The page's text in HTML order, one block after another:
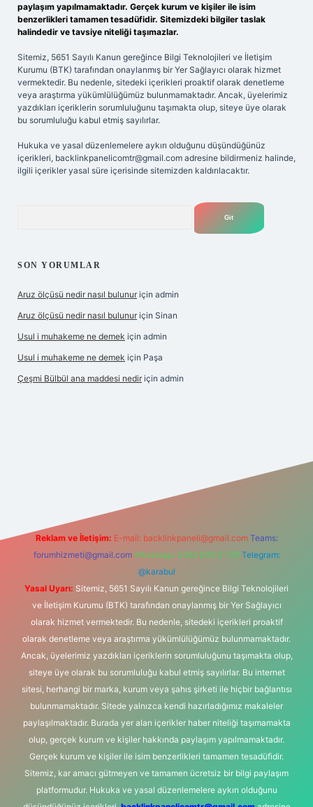
paylaşım yapılmamaktadır. Gerçek kurum ve kişiler ile isim
benzerlikleri tamamen tesadüfidir. Sitemizdeki bilgiler taslak
halindedir ve tavsiye niteliği taşımazlar.
Sitemiz, 5651 Sayılı Kanun gereğince Bilgi Teknolojileri ve İletişim
Kurumu (BTK) tarafından onaylanmış bir Yer Sağlayıcı olarak hizmet
vermektedir. Bu nedenle, sitedeki içerikleri proaktif olarak denetleme
veya araştırma yükümlülüğümüz bulunmamaktadır. Ancak, üyelerimiz
yazdıkları içeriklerin sorumluluğunu taşımakta olup, siteye üye olarak
bu sorumluluğu kabul etmiş sayılırlar.
Hukuka ve yasal düzenlemelere aykırı olduğunu düşündüğünüz
içerikleri, backlinkpanelicomtr@gmail.com adresine bildirmeniz halinde,
ilgili içerikler yasal süre içerisinde sitemizden kaldırılacaktır.
SON YORUMLAR
Aruz ölçüsü nedir nasıl bulunur için admin
Aruz ölçüsü nedir nasıl bulunur için Sinan
Usul i muhakeme ne demek için admin
Usul i muhakeme ne demek için Paşa
Çeşmi Bülbül ana maddesi nedir için admin
Reklam ve İletişim: E-mail: backlinkpaneli@gmail.com Teams:
forumhizmeti@gmail.com Whatsapp: 0262 606 0 726 Telegram:
@karabul
Yasal Uyarı: Sitemiz, 5651 Sayılı Kanun gereğince Bilgi Teknolojileri
ve İletişim Kurumu (BTK) tarafından onaylanmış bir Yer Sağlayıcı
olarak hizmet vermektedir. Bu nedenle, sitedeki içerikleri proaktif
olarak denetleme veya araştırma yükümlülüğümüz bulunmamaktadır.
Ancak, üyelerimiz yazdıkları içeriklerin sorumluluğunu taşımakta olup,
siteye üye olarak bu sorumluluğu kabul etmiş sayılırlar. Bu internet
sitesi, herhangi bir marka, kurum veya şahıs şirketi ile hiçbir bağlantısı
bulunmamaktadır. Sitede yalnızca kendi hazırladığımız makaleler
paylaşılmaktadır. Burada yer alan içerikler haber niteliği taşımamakta
olup, gerçek kurum ve kişiler hakkında paylaşım yapılmamaktadır.
Gerçek kurum ve kişiler ile isim benzerlikleri tamamen tesadüfidir.
Sitemiz, kar amacı gütmeyen ve tamamen ücretsiz bir bilgi paylaşım
platformudur. Hukuka ve yasal düzenlemelere aykırı olduğunu